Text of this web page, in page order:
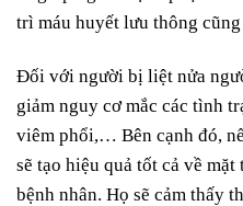
trì máu huyết lưu thông
Đối với người bị liệt nửa
giảm nguy cơ mắc các tình
viêm phổi,… Bên cạnh đó,
sẽ tạo hiệu quả tốt cả về
bệnh nhân. Họ sẽ cảm thấy